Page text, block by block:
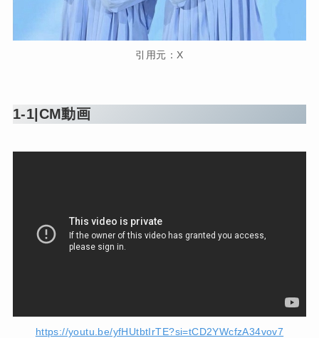
引用元：X
1-1|CM動画
https://youtu.be/yfHUtbtIrTE?si=tCD2YWcfzA34vov7